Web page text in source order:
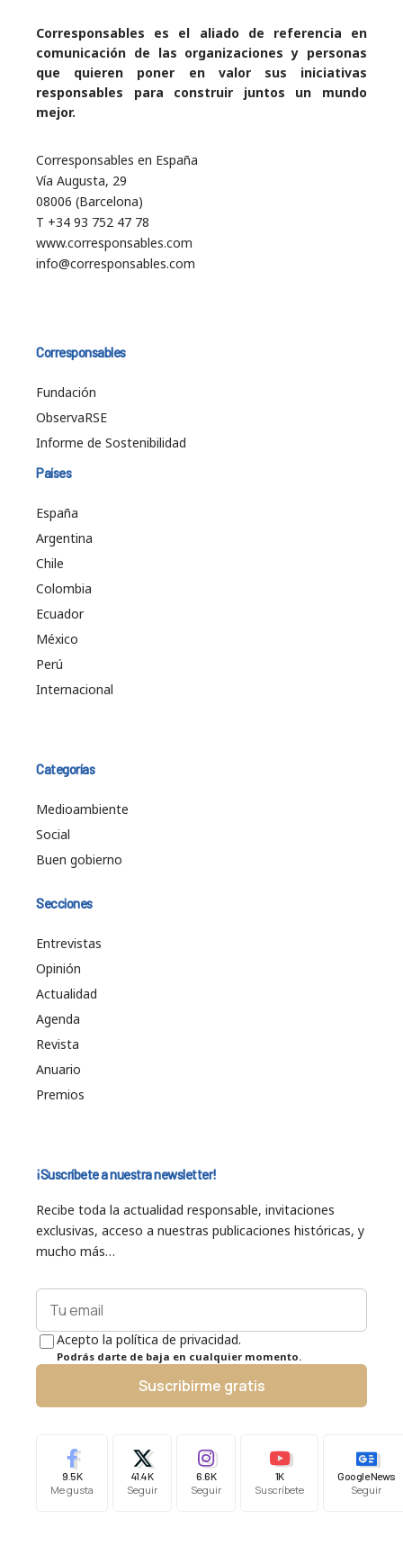
Corresponsables es el aliado de referencia en
comunicación de las organizaciones y personas
que quieren poner en valor sus iniciativas
responsables para construir juntos un mundo
mejor.
Corresponsables en España
Vía Augusta, 29
08006 (Barcelona)
T +34 93 752 47 78
www.corresponsables.com
info@corresponsables.com
Corresponsables
Fundación
ObservaRSE
Informe de Sostenibilidad
Países
España
Argentina
Chile
Colombia
Ecuador
México
Perú
Internacional
Categorías
Medioambiente
Social
Buen gobierno
Secciones
Entrevistas
Opinión
Actualidad
Agenda
Revista
Anuario
Premios
¡Suscríbete a nuestra newsletter!
Recibe toda la actualidad responsable, invitaciones
exclusivas, acceso a nuestras publicaciones históricas, y
mucho más…
Acepto la política de privacidad.
Podrás darte de baja en cualquier momento.
Suscribirme gratis
9.5K
Me gusta
41.4K
Seguir
6.6K
Seguir
1K
Suscríbete
Google News
Seguir